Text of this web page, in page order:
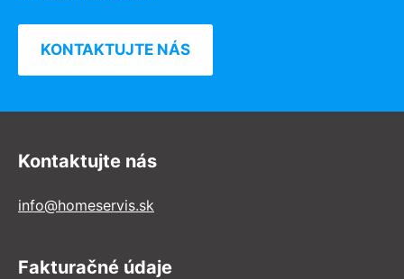
KONTAKTUJTE NÁS
Kontaktujte nás
info@homeservis.sk
Fakturačné údaje